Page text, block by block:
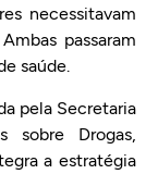
necessitavam
passaram
saúde.
pela Secretaria
sobre Drogas,
a estratégia